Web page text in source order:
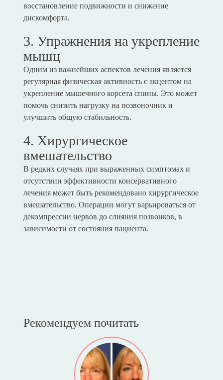
восстановление подвижности и снижение
дискомфорта.
3. Упражнения на укрепление
мышц
Одним из важнейших аспектов лечения является
регулярная физическая активность с акцентом на
укрепление мышечного корсета спины. Это может
помочь снизить нагрузку на позвоночник и
улучшить общую стабильность.
4. Хирургическое
вмешательство
В редких случаях при выраженных симптомах и
отсутствии эффективности консервативного
лечения может быть рекомендовано хирургическое
вмешательство. Операции могут варьироваться от
декомпрессии нервов до слияния позвонков, в
зависимости от состояния пациента.
Рекомендуем почитать